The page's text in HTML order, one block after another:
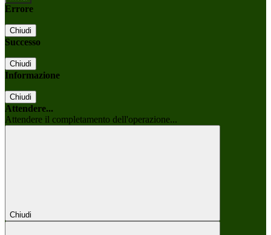
Errore
Chiudi
Successo
Chiudi
Informazione
Chiudi
Attendere...
Attendere il completamento dell'operazione...
Chiudi